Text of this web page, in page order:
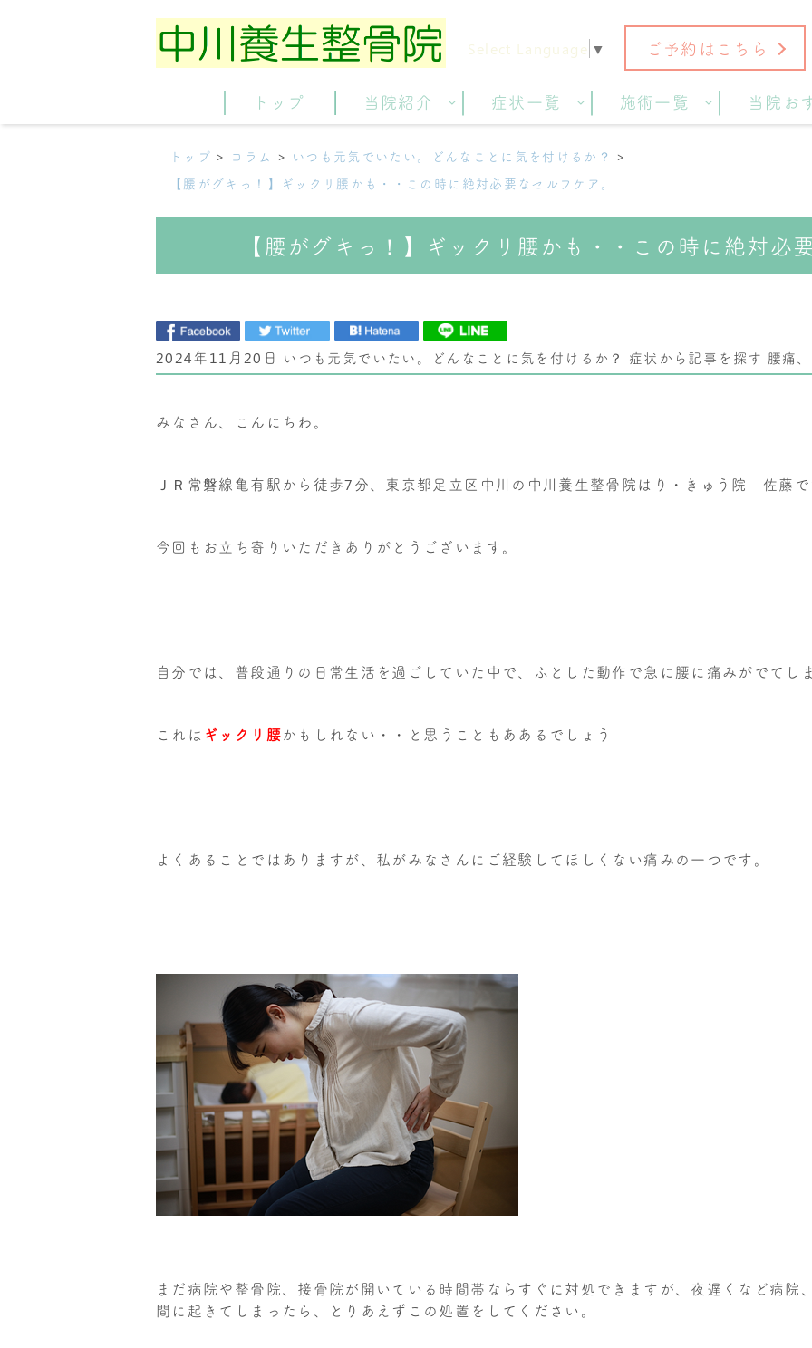
Select Language ▼ ご予約はこちら
トップ 当院紹介 症状一覧 施術一覧 当院お
トップ コラム
いつも元気でいたい。どんなことに気を付けるか？
【腰がグキっ！】ギックリ腰かも・・この時に絶対必要なセルフケア。
【腰がグキっ！】ギックリ腰かも・・この時に絶対必
2024年11月20日 いつも元気でいたい。どんなことに気を付けるか？ 症状から記事を探す 腰痛
みなさん、こんにちわ。
ＪＲ常磐線亀有駅から徒歩7分、東京都足立区中川の中川養生整骨院はり・きゅう院 佐藤で
今回もお立ち寄りいただきありがとうございます。
自分では、普段通りの日常生活を過ごしていた中で、ふとした動作で急に腰に痛みがでてし
これは ギックリ腰かもしれない・・と思うこともああるでしょう
よくあることではありますが、私がみなさんにご経験してほしくない痛みの一つです。
まだ病院や整骨院、接骨院が開いている時間帯ならすぐに対処できますが、夜遅くなど病院
間に起きてしまったら、とりあえずこの処置をしてください。